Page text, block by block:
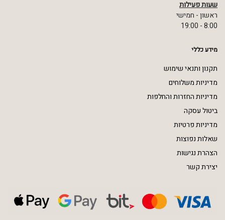
שעות פעילות
ראשון - חמישי
8:00 - 19:00
מידע כללי
תקנון ותנאי שימוש
מדיניות משלוחים
מדיניות החזרות והחלפות
ביטול עסקה
מדיניות פרטיות
שאלות נפוצות
הצהרת נגישות
יצירת קשר